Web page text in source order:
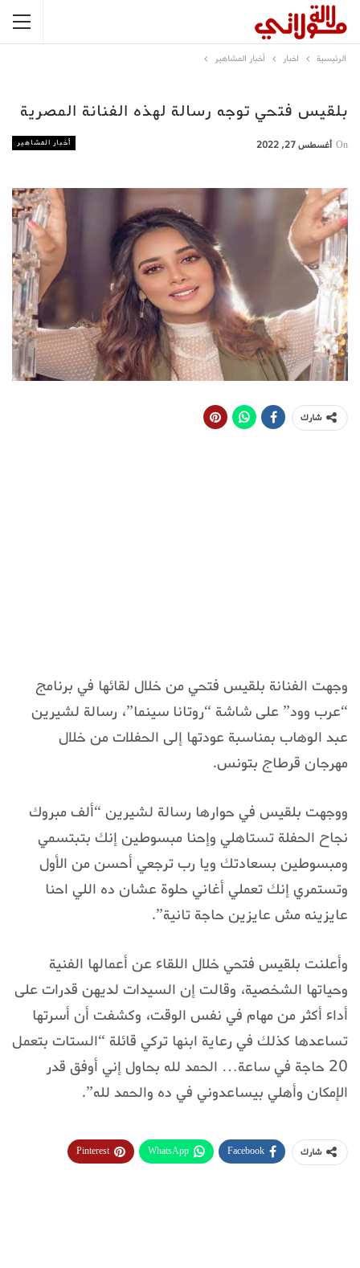
الرئيسية اخبار أخبار المشاهير
بلقيس فتحي توجه رسالة لهذه الفنانة المصرية
أخبار المشاهير On أغسطس 27, 2022
شارك
وجهت الفنانة بلقيس فتحي من خلال لقائها في برنامج
“عرب وود” على شاشة “روتانا سينما”، رسالة لشيرين
عبد الوهاب بمناسبة عودتها إلى الحفلات من خلال
مهرجان قرطاج بتونس.
ووجهت بلقيس في حوارها رسالة لشيرين “ألف مبروك
نجاح الحفلة تستاهلي وإحنا مبسوطين إنك بتبتسمي
ومبسوطين بسعادتك ويا رب ترجعي أحسن من الأول
وتستمري إنك تعملي أغاني حلوة عشان ده اللي احنا
عايزينه مش عايزين حاجة تانية”.
وأعلنت بلقيس فتحي خلال اللقاء عن أعمالها الفنية
وحياتها الشخصية، وقالت إن السيدات لديهن قدرات على
أداء أكثر من مهام في نفس الوقت، وكشفت أن أسرتها
تساعدها كذلك في رعاية ابنها تركي قائلة “الستات بتعمل
20 حاجة في ساعة… الحمد لله بحاول إني أوفق قدر
الإمكان وأهلي بيساعدوني في ده والحمد لله”.
شارك Facebook
WhatsApp
Pinterest